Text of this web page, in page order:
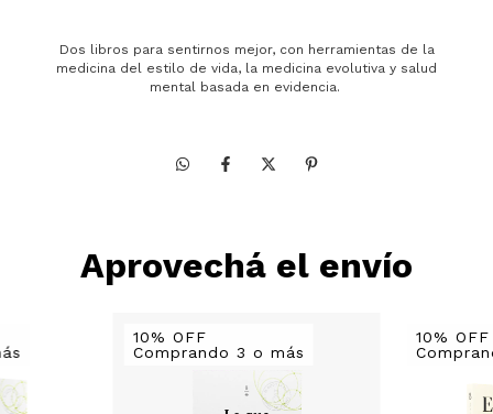
Dos libros para sentirnos mejor, con herramientas de la
medicina del estilo de vida, la medicina evolutiva y salud
mental basada en evidencia.
Aprovechá el envío
10% OFF
Comprando 3 o más
10% OFF